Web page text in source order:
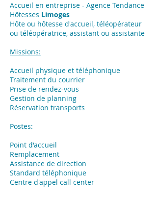
Accueil en entreprise - Agence Tendance
Hôtesses Limoges
Hôte ou hôtesse d'accueil, téléopérateur
ou téléopératrice, assistant ou assistante
Missions:
Accueil physique et téléphonique
Traitement du courrier
Prise de rendez-vous
Gestion de planning
Réservation transports
Postes:
Point d'accueil
Remplacement
Assistance de direction
Standard téléphonique
Centre d'appel call center